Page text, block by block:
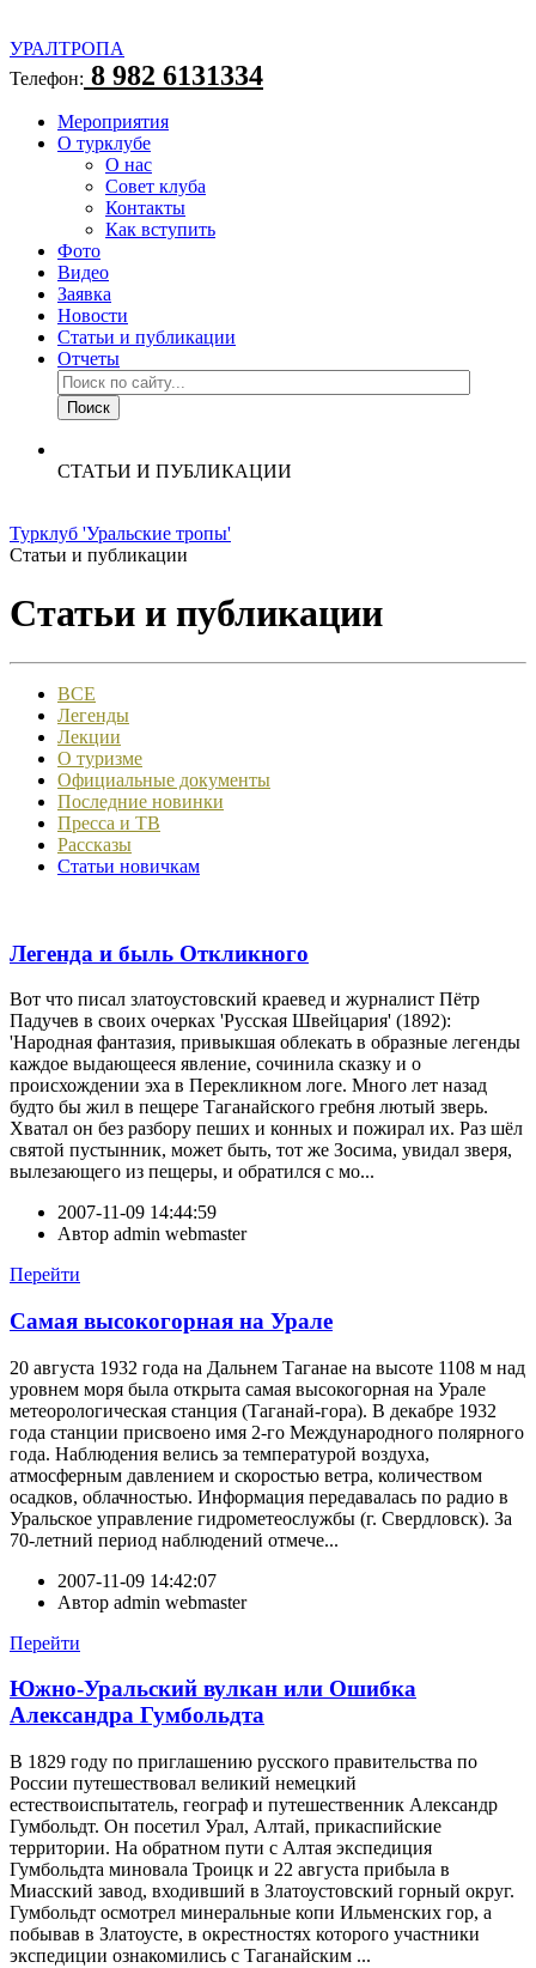
УРАЛТРОПА
Телефон: 8 982 6131334
Мероприятия
О турклубе
О нас
Совет клуба
Контакты
Как вступить
Фото
Видео
Заявка
Новости
Статьи и публикации
Отчеты
СТАТЬИ И ПУБЛИКАЦИИ
Турклуб 'Уральские тропы'
Статьи и публикации
Статьи и публикации
ВСЕ
Легенды
Лекции
О туризме
Официальные документы
Последние новинки
Пресса и ТВ
Рассказы
Статьи новичкам
Легенда и быль Откликного
Вот что писал златоустовский краевед и журналист Пётр
Падучев в своих очерках 'Русская Швейцария' (1892):
'Народная фантазия, привыкшая облекать в образные легенды
каждое выдающееся явление, сочинила сказку и о
происхождении эха в Перекликном логе. Много лет назад
будто бы жил в пещере Таганайского гребня лютый зверь.
Хватал он без разбору пеших и конных и пожирал их. Раз шёл
святой пустынник, может быть, тот же Зосима, увидал зверя,
вылезающего из пещеры, и обратился с мо...
2007-11-09 14:44:59
Автор admin webmaster
Перейти
Самая высокогорная на Урале
20 августа 1932 года на Дальнем Таганае на высоте 1108 м над
уровнем моря была открыта самая высокогорная на Урале
метеорологическая станция (Таганай-гора). В декабре 1932
года станции присвоено имя 2-го Международного полярного
года. Наблюдения велись за температурой воздуха,
атмосферным давлением и скоростью ветра, количеством
осадков, облачностью. Информация передавалась по радио в
Уральское управление гидрометеослужбы (г. Свердловск). За
70-летний период наблюдений отмече...
2007-11-09 14:42:07
Автор admin webmaster
Перейти
Южно-Уральский вулкан или Ошибка
Александра Гумбольдта
В 1829 году по приглашению русского правительства по
России путешествовал великий немецкий
естествоиспытатель, географ и путешественник Александр
Гумбольдт. Он посетил Урал, Алтай, прикаспийские
территории. На обратном пути с Алтая экспедиция
Гумбольдта миновала Троицк и 22 августа прибыла в
Миасский завод, входивший в Златоустовский горный округ.
Гумбольдт осмотрел минеральные копи Ильменских гор, а
побывав в Златоусте, в окрестностях которого участники
экспедиции ознакомились с Таганайским ...